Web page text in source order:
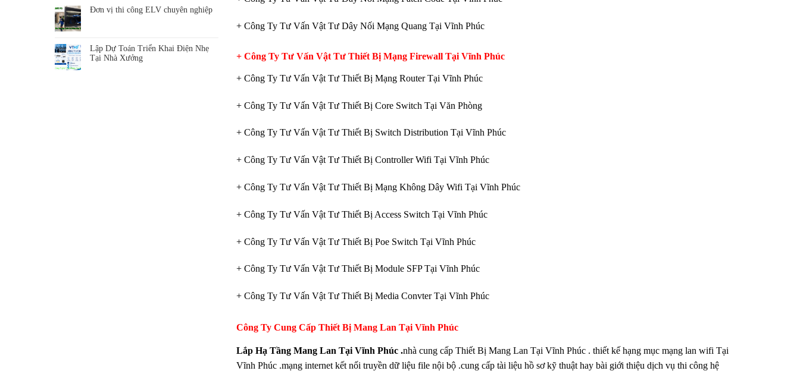
Đơn vị thi công ELV chuyên nghiệp
Lập Dự Toán Triển Khai Điện Nhẹ
Tại Nhà Xưởng
+ Công Ty Tư Vấn Vật Tư Dây Nối Mạng Quang Tại Vĩnh Phúc
+ Công Ty Tư Vấn Vật Tư Thiết Bị Mạng Firewall Tại Vĩnh Phúc
+ Công Ty Tư Vấn Vật Tư Thiết Bị Mạng Router Tại Vĩnh Phúc
+ Công Ty Tư Vấn Vật Tư Thiết Bị Core Switch Tại Văn Phòng
+ Công Ty Tư Vấn Vật Tư Thiết Bị Switch Distribution Tại Vĩnh Phúc
+ Công Ty Tư Vấn Vật Tư Thiết Bị Controller Wifi Tại Vĩnh Phúc
+ Công Ty Tư Vấn Vật Tư Thiết Bị Mạng Không Dây Wifi Tại Vĩnh Phúc
+ Công Ty Tư Vấn Vật Tư Thiết Bị Access Switch Tại Vĩnh Phúc
+ Công Ty Tư Vấn Vật Tư Thiết Bị Poe Switch Tại Vĩnh Phúc
+ Công Ty Tư Vấn Vật Tư Thiết Bị Module SFP Tại Vĩnh Phúc
+ Công Ty Tư Vấn Vật Tư Thiết Bị Media Convter Tại Vĩnh Phúc
Công Ty Cung Cấp Thiết Bị Mang Lan Tại Vĩnh Phúc
Lắp Hạ Tầng Mang Lan Tại Vĩnh Phúc .nhà cung cấp Thiết Bị Mang Lan Tại Vĩnh Phúc . thiết kế hạng mục mạng lan wifi Tại
Vĩnh Phúc .mạng internet kết nối truyền dữ liệu file nội bộ .cung cấp tài liệu hồ sơ kỹ thuật hay bài giới thiệu dịch vụ thi công hệ